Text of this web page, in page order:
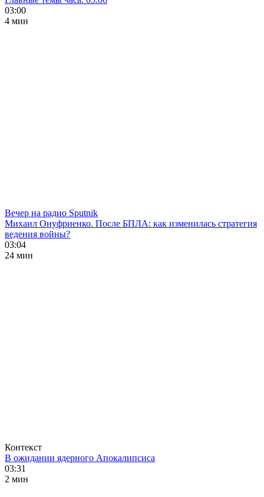
03:00
4 мин
Вечер на радио Sputnik
Михаил Онуфриенко. После БПЛА: как изменилась стратегия
ведения войны?
03:04
24 мин
Контекст
В ожидании ядерного Апокалипсиса
03:31
2 мин